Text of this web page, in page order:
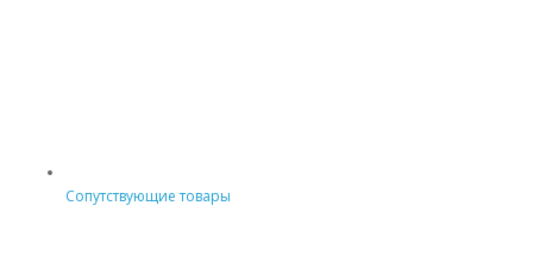
Сопутствующие товары